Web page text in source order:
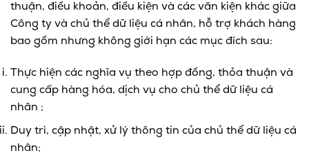
thuận, điều khoản, điều kiện và các văn kiện khác giữa
Công ty và chủ thể dữ liệu cá nhân, hỗ trợ khách hàng
bao gồm nhưng không giới hạn các mục đích sau:
Thực hiện các nghĩa vụ theo hợp đồng, thỏa thuận và
cung cấp hàng hóa, dịch vụ cho chủ thể dữ liệu cá
nhân ;
Duy trì, cập nhật, xử lý thông tin của chủ thể dữ liệu cá
nhân;